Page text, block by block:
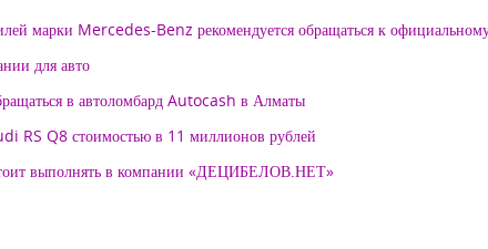
марки Mercedes-Benz рекомендуется обращаться к
для авто
в автоломбард Autocash в Алматы
RS Q8 стоимостью в 11 миллионов рублей
выполнять в компании «ДЕЦИБЕЛОВ.НЕТ»